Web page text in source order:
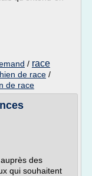
/ race
de race /
de race
des
qui souhaitent